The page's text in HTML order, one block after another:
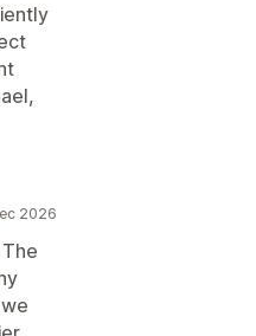
2026